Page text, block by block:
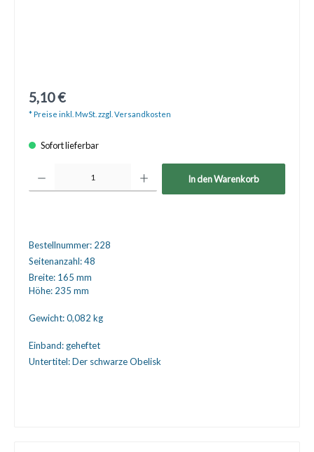
5,10 €
* Preise inkl. MwSt. zzgl. Versandkosten
Sofort lieferbar
In den Warenkorb
Bestellnummer: 228
Seitenanzahl:48
Breite: 165 mm
Höhe: 235 mm
Gewicht:0,082 kg
Einband: geheftet
Untertitel:Der schwarze Obelisk